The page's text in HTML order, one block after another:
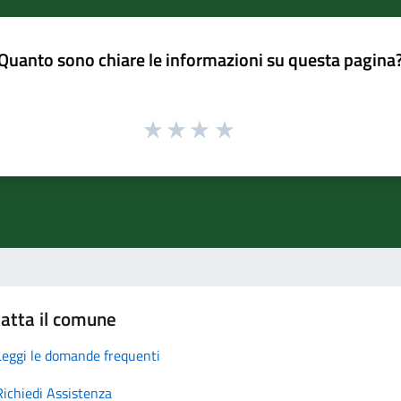
sono chiare le informazioni su questa
il comune
le domande frequenti
Assistenza